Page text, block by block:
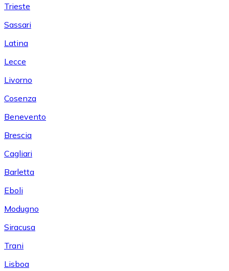
Trieste
Sassari
Latina
Lecce
Livorno
Cosenza
Benevento
Brescia
Cagliari
Barletta
Eboli
Modugno
Siracusa
Trani
Lisboa